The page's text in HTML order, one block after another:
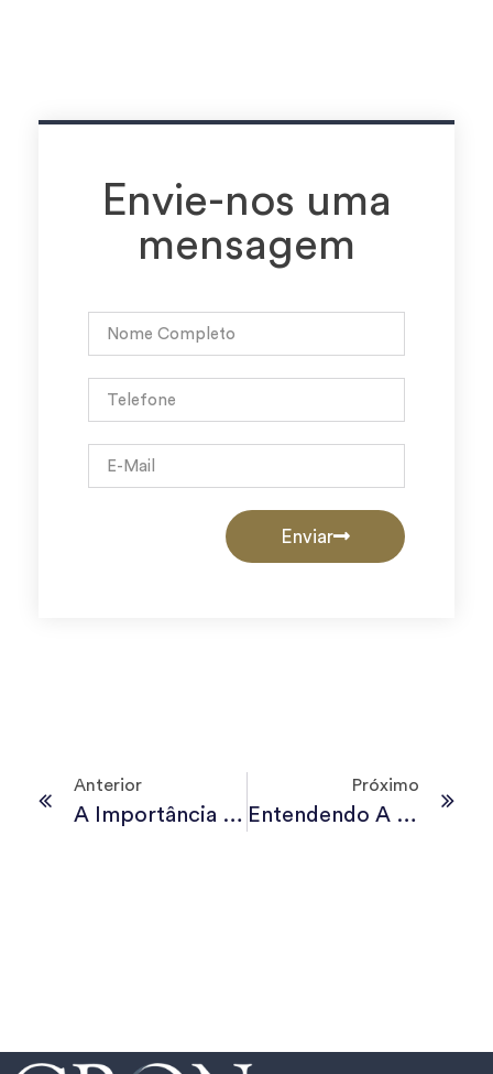
Envie-nos uma
mensagem
Enviar
Anterior
A Importância De Memoriais E Despachos Com Julgadores Para As Decisões Judiciais
Próximo
Entendendo A Importância Da Sustentação Oral Nas Sessões De Julgamento Dos Tribunais